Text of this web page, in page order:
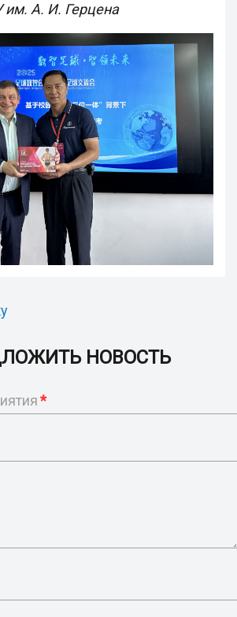
им. А. И. Герцена
НОВОСТЬ
*